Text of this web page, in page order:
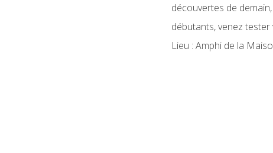
découvertes de
débutants, venez
Lieu : Amphi de la